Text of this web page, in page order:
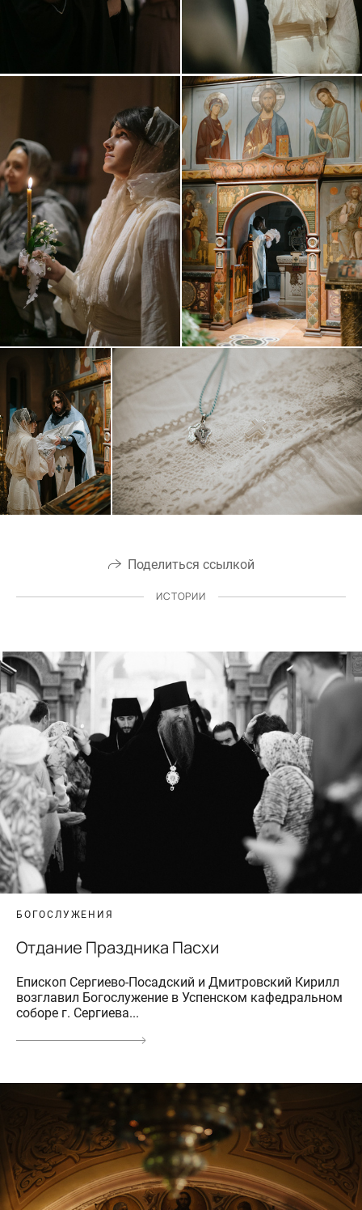
Поделиться ссылкой
ИСТОРИИ
БОГОСЛУЖЕНИЯ
Отдание Праздника Пасхи
Епископ Сергиево-Посадский и Дмитровский Кирилл
возглавил Богослужение в Успенском кафедральном
соборе г. Сергиева...